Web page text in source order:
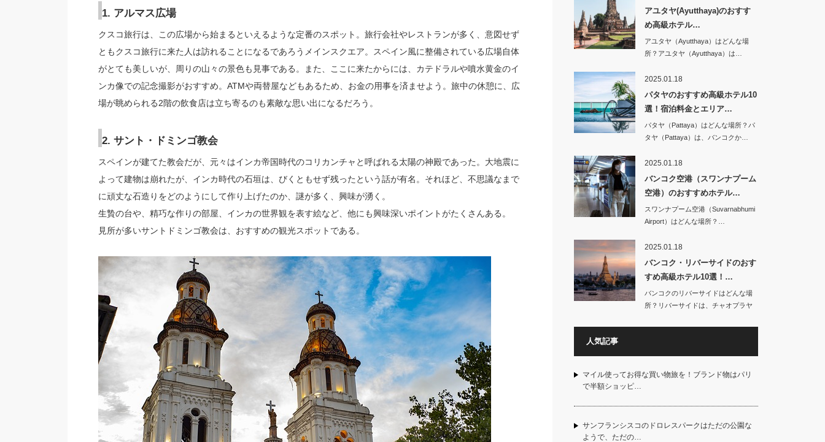
1. アルマス広場
クスコ旅行は、この広場から始まるといえるような定番のスポット。旅行会社やレストランが多く、意図せず
ともクスコ旅行に来た人は訪れることになるであろうメインスクエア。スペイン風に整備されている広場自体
がとても美しいが、周りの山々の景色も見事である。また、ここに来たからには、カテドラルや噴水黄金のイ
ンカ像での記念撮影がおすすめ。ATMや両替屋などもあるため、お金の用事を済ませよう。旅中の休憩に、広
場が眺められる2階の飲食店は立ち寄るのも素敵な思い出になるだろう。
2. サント・ドミンゴ教会
スペインが建てた教会だが、元々はインカ帝国時代のコリカンチャと呼ばれる太陽の神殿であった。大地震に
よって建物は崩れたが、インカ時代の石垣は、びくともせず残ったという話が有名。それほど、不思議なまで
に頑丈な石造りをどのようにして作り上げたのか、謎が多く、興味が湧く。
生贄の台や、精巧な作りの部屋、インカの世界観を表す絵など、他にも興味深いポイントがたくさんある。
見所が多いサントドミンゴ教会は、おすすめの観光スポットである。
アユタヤ(Ayutthaya)のおすす
め高級ホテル…
アユタヤ（Ayutthaya）はどんな場
所？アユタヤ（Ayutthaya）は…
2025.01.18
パタヤのおすすめ高級ホテル10
選！宿泊料金とエリア…
パタヤ（Pattaya）はどんな場所？パ
タヤ（Pattaya）は、バンコクか…
2025.01.18
バンコク空港（スワンナプーム
空港）のおすすめホテル…
スワンナプーム空港（Suvarnabhumi
Airport）はどんな場所？…
2025.01.18
バンコク・リバーサイドのおす
すめ高級ホテル10選！…
バンコクのリバーサイドはどんな場
所？リバーサイドは、チャオプラヤ
人気記事
マイル使ってお得な買い物旅を！ブランド物はパリ
で半額ショッピ…
サンフランシスコのドロレスパークはただの公園な
ようで、ただの…